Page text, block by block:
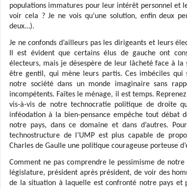
populations immatures pour leur intérêt personnel et
voir cela ? Je ne vois qu’une solution, enfin deux
deux…).
Je ne confonds d’ailleurs pas les dirigeants et leurs
Il est évident que certains élus de gauche ont
électeurs, mais je désespère de leur lâcheté face à
être gentil, qui mène leurs partis. Ces imbéciles qui
notre société dans un monde imaginaire sans
incompétents. Faîtes le ménage, il est temps.
vis-à-vis de notre technocratie politique de droite
inféodation à la bien-pensance empêche tout
notre pays, dans ce domaine et dans d’autres.
technostructure de l’UMP est plus capable de
Charles de Gaulle une politique courageuse porteuse
Comment ne pas comprendre le pessimisme de
législature, président après président, de voir des
de la situation à laquelle est confronté notre pays et